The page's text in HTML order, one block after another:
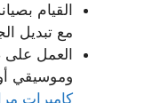
القيام
مع تبديل
العمل على
وموسيقي
كاميرات